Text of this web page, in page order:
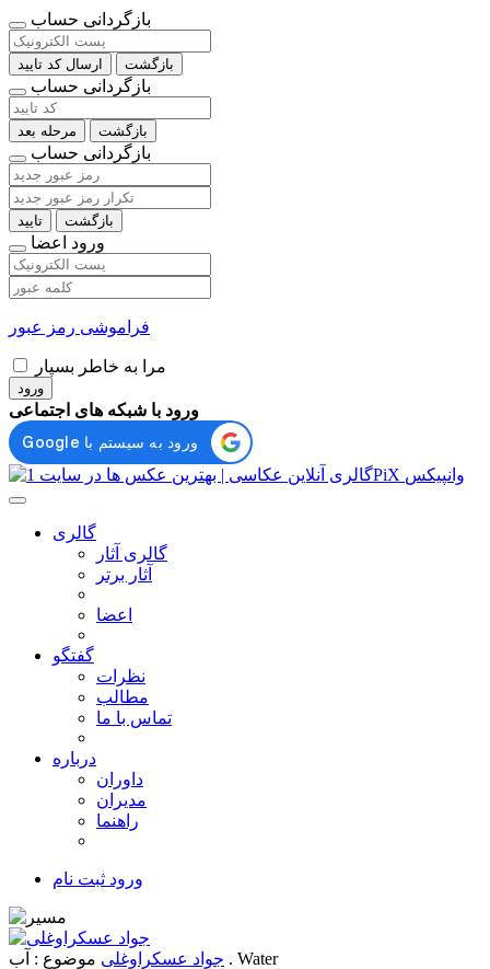
بازگردانی حساب
ارسال کد تایید بازگشت
بازگردانی حساب
مرحله بعد بازگشت
بازگردانی حساب
تایید بازگشت
ورود اعضا
فراموشی رمز عبور
مرا به خاطر بسپار
ورود
ورود با شبکه های اجتماعی
گالری
گالری آثار
آثار برتر
اعضا
گفتگو
نظرات
مطالب
تماس با ما
درباره
داوران
مدیران
راهنما
ورود ثبت نام
جواد عسکراوغلی موضوع
: آب . Water